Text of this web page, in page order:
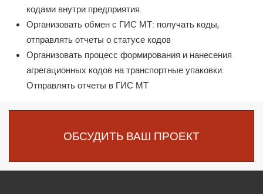
кодами внутри предприятия.
Организовать обмен с ГИС МТ: получать коды,
отправлять отчеты о статусе кодов
Организовать процесс формирования и нанесения
агрегационных кодов на транспортные упаковки.
Отправлять отчеты в ГИС МТ
ОБСУДИТЬ ВАШ ПРОЕКТ